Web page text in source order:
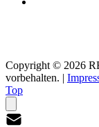
Copyright © 2026
vorbehalten. |
Top